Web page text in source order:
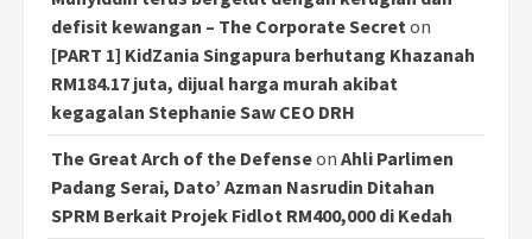
defisit kewangan – The Corporate Secreton
[PART 1] KidZania Singapura berhutang Khazanah
RM184.17 juta, dijual harga murah akibat
kegagalan Stephanie Saw CEO DRH
The Great Arch of the Defenseon Ahli Parlimen
Padang Serai, Dato’ Azman Nasrudin Ditahan
SPRM Berkait Projek Fidlot RM400,000 di Kedah